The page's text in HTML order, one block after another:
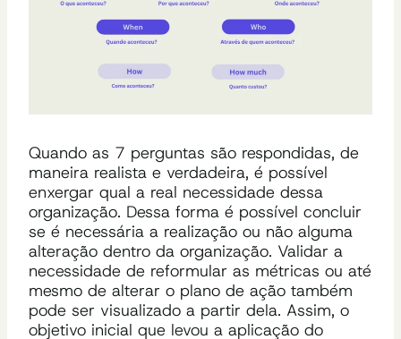
Quando as 7 perguntas são respondidas, de
maneira realista e verdadeira, é possível
enxergar qual a real necessidade dessa
organização. Dessa forma é possível concluir
se é necessária a realização ou não alguma
alteração dentro da organização. Validar a
necessidade de reformular as métricas ou até
mesmo de alterar o plano de ação também
pode ser visualizado a partir dela. Assim, o
objetivo inicial que levou a aplicação do